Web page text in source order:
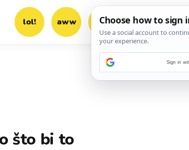
lol! aww vrh! woot?!
što bi to
Sign in